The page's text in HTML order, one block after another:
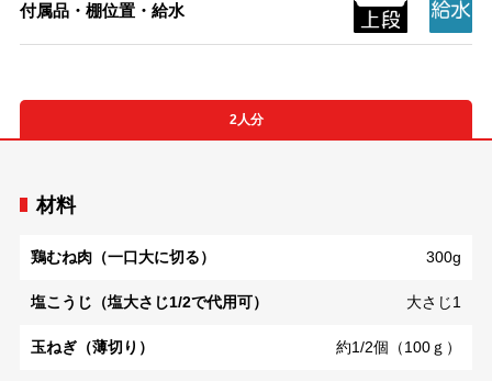
付属品・棚位置・給水
2人分
材料
鶏むね肉（一口大に切る） 300g
塩こうじ（塩大さじ1/2で代用可） 大さじ1
玉ねぎ（薄切り） 約1/2個（100ｇ）